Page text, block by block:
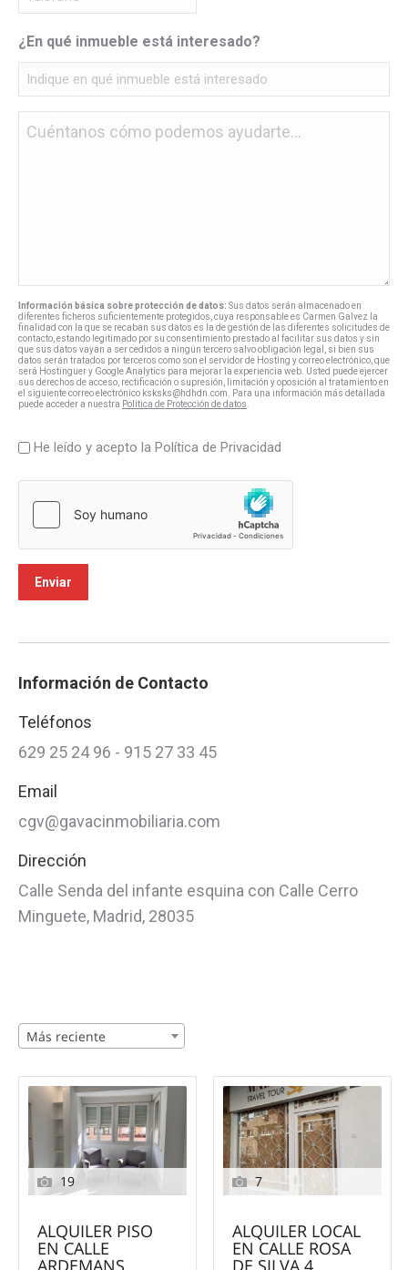
*
¿En qué inmueble está interesado?
Sin
Información básica sobre protección de datos: Sus datos serán almacenado en
diferentes ficheros suficientemente protegidos, cuya responsable es Carmen Galvez la
finalidad con la que se recaban sus datos es la de gestión de las diferentes solicitudes de
contacto, estando legitimado por su consentimiento prestado al facilitar sus datos y sin
que sus datos vayan a ser cedidos a ningún tercero salvo obligación legal, si bien sus
datos serán tratados por terceros como son el servidor de Hosting y correo electrónico, que
será Hostinguer y Google Analytics para mejorar la experiencia web. Usted puede ejercer
sus derechos de acceso, rectificación o supresión, limitación y oposición al tratamiento en
el siguiente correo electrónico ksksks@hdhdn.com. Para una información más detallada
puede acceder a nuestra Política de Protección de datos
SinHe leído y acepto la Política de Privacidad
Información de Contacto
Teléfonos
629 25 24 96 - 915 27 33 45
Email
cgv@gavacinmobiliaria.com
Dirección
Calle Senda del infante esquina con Calle Cerro
Minguete, Madrid, 28035
Más reciente
19
ALQUILER PISO
EN CALLE
ARDEMANS
7
ALQUILER LOCAL
EN CALLE ROSA
DE SILVA 4